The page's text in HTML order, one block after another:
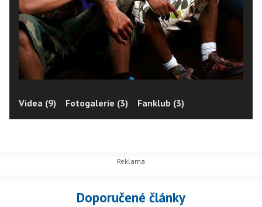
Videa (9) Fotogalerie (3) Fanklub (3)
Doporučené články